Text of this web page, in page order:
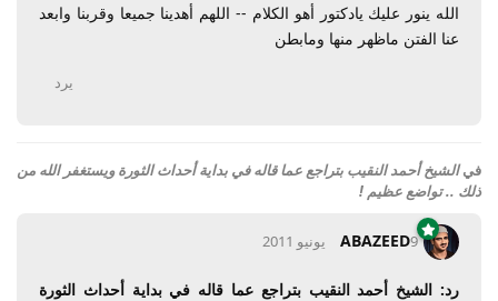
الله ينور عليك يادكتور أهو الكلام -- اللهم أهدينا جميعا وقربنا وابعد
عنا الفتن ماظهر منها ومابطن
يرد
فيالشيخ أحمد النقيب بتراجع عما قاله في بداية أحداث الثورة ويستغفر الله من
ذلك .. تواضع عظيم !
ABAZEED9 يونيو 2011
رد: الشيخ أحمد النقيب بتراجع عما قاله في بداية أحداث الثورة